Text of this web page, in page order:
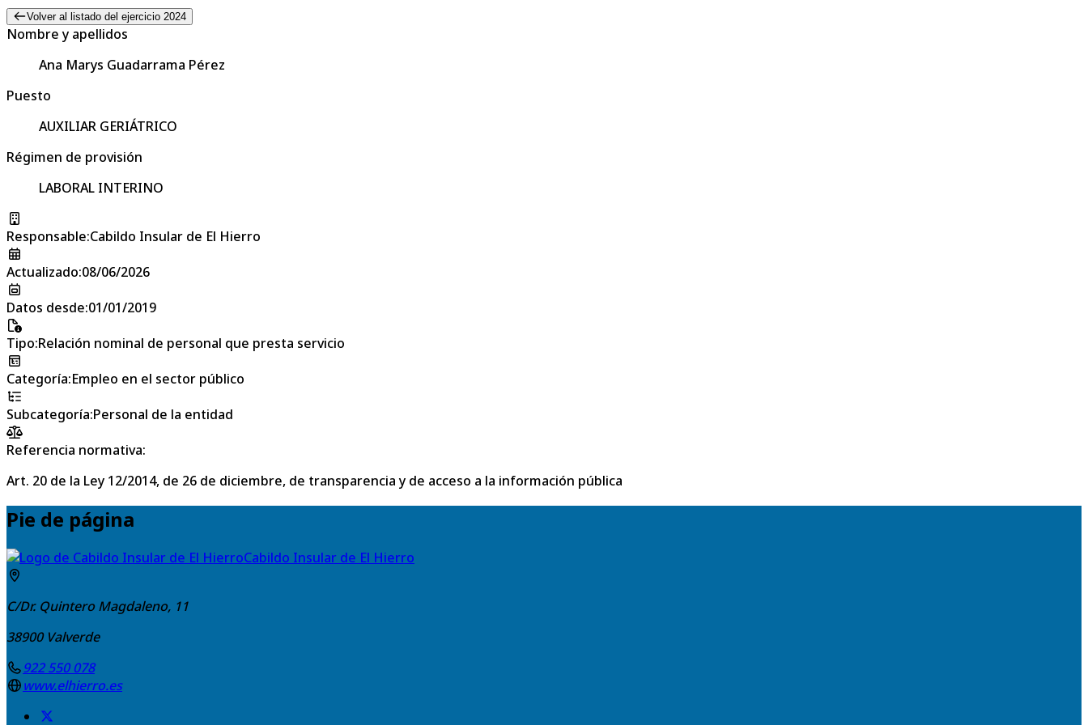
Volver al listado del ejercicio 2024
Nombre y apellidos
Ana Marys Guadarrama Pérez
Puesto
AUXILIAR GERIÁTRICO
Régimen de provisión
LABORAL INTERINO
Responsable:Cabildo Insular de El Hierro
Actualizado:08/06/2026
Datos desde:01/01/2019
Tipo:Relación nominal de personal que presta servicio
Categoría:Empleo en el sector público
Subcategoría:Personal de la entidad
Referencia normativa:
Art. 20 de la Ley 12/2014, de 26 de diciembre, de transparencia y de acceso a la información pública
Pie de página
Cabildo Insular de El Hierro
C/Dr. Quintero Magdaleno, 11
38900 Valverde
922 550 078
www.elhierro.es